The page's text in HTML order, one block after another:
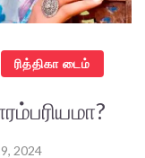
ரித்திகா டைம்
2024